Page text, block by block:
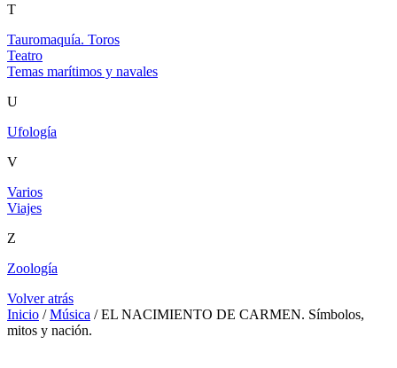
T
Tauromaquía. Toros
Teatro
Temas marítimos y navales
U
Ufología
V
Varios
Viajes
Z
Zoología
Volver atrás
Inicio /Música / EL NACIMIENTO DE CARMEN. Símbolos,
mitos y nación.